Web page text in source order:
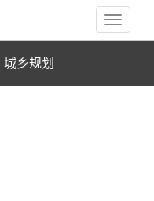
Toggle
城乡规划